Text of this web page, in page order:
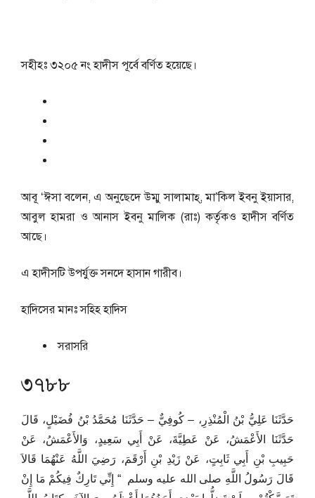
সহীহঃ ৩২০৫ নং হাদীস পূর্বে বর্ণিত হয়েছে।
আবূ ‘ঈসা বলেন, এ অনুছেদে উম্মু সালামাহ্‌, মা’কিল ইবনু ইয়াসার,
আবুল হামরা ও আনাস ইবনু মালিক (রাঃ) কর্তৃকও হাদীস বর্ণিত
আছে।
এ হাদীসটি উপর্যুক্ত সনদে হাসান গারীব।
হাদিসের মানঃসহিহ হাদিস
সরাসরি
৩৭৮৮
حَدَّثَنَا عَلِيُّ بْنُ الْمُنْذِرِ، – كُوفِيٌّ – حَدَّثَنَا مُحَمَّدُ بْنُ فُضَيْلٍ، قَالَ
حَدَّثَنَا الأَعْمَشُ، عَنْ عَطِيَّةَ، عَنْ أَبِي سَعِيدٍ، وَالأَعْمَشُ، عَنْ
حَبِيبِ بْنِ أَبِي ثَابِتٍ، عَنْ زَيْدِ بْنِ أَرْقَمَ، رَضِيَ اللَّهُ عَنْهُمَا قَالاَ
قَالَ رَسُولُ اللَّهِ صلى الله عليه وسلم ‏ “‏ إِنِّي تَارِكٌ فِيكُمْ مَا إِنْ